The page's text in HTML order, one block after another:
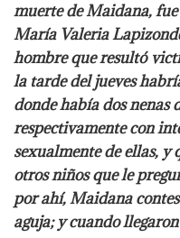
muerte de Maidana,
María Valeria
hombre que resultó
la tarde del jueves
donde había dos nenas
respectivamente con
sexualmente de ellas, y
otros niños que le
por ahí, Maidana
aguja; y cuando